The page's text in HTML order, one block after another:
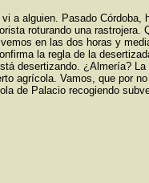
a alguien. Pasado Córdoba,
roturando una rastrojera.
en las dos horas y
la regla de la
desertizando. ¿Almería?
agrícola. Vamos, que por no
de Palacio recogiendo